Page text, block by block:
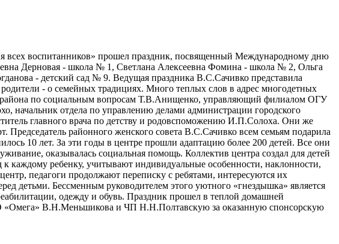
всех воспитанников» прошел праздник, посвященный Международному дню
Дерновая - школа № 1, Светлана Алексеевна Фомина - школа № 2, Ольга
- детский сад № 9. Ведущая праздника В.С.Сачивко представила
- о семейных традициях. Много теплых слов в адрес многодетных
района по социальным вопросам Т.В.Анищенко, управляющий филиалом ОГУ
начальник отдела по управлению делами администрации городского
главного врача по детству и родовспоможению И.П.Солоха. Они же
Председатель районного женского совета В.С.Сачивко всем семьям подарила
10 лет. За эти годы в центре прошли адаптацию более 200 детей. Все они
оказывалась социальная помощь. Коллектив центра создал для детей
каждому ребенку, учитывают индивидуальные особенности, наклонности,
педагоги продолжают переписку с ребятами, интересуются их
детьми. Бессменным руководителем этого уютного «гнездышка» является
одежду и обувь. Праздник прошел в теплой домашней
«Омега» В.Н.Меньшикова и ЧП Н.Н.Полтавскую за оказанную спонсорскую